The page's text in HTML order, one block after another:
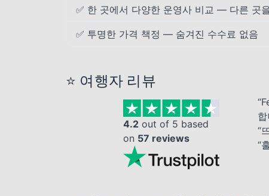
✅ 한 곳에서 다양한 운영사 비교 — 다른 곳
✅ 투명한 가격 책정 — 숨겨진 수수료 없음
⭐ 여행자 리뷰
4.2 out of 5 based
on 57 reviews
“
“